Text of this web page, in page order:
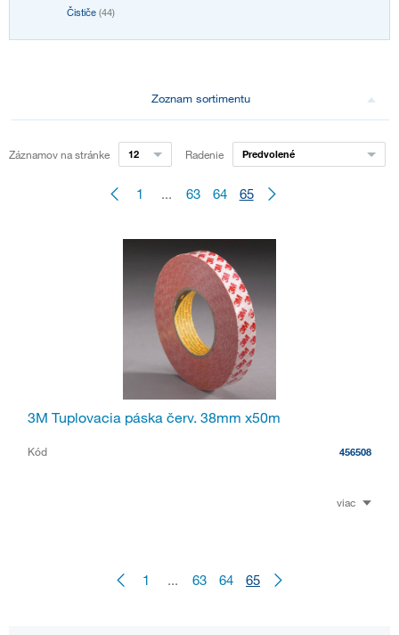
Čističe (44)
Zoznam sortimentu
Záznamov na stránke 12 Radenie Predvolené
1 ... 63 64 65
3M Tuplovacia páska červ. 38mm x50m
Kód 456508
viac
1 ... 63 64 65